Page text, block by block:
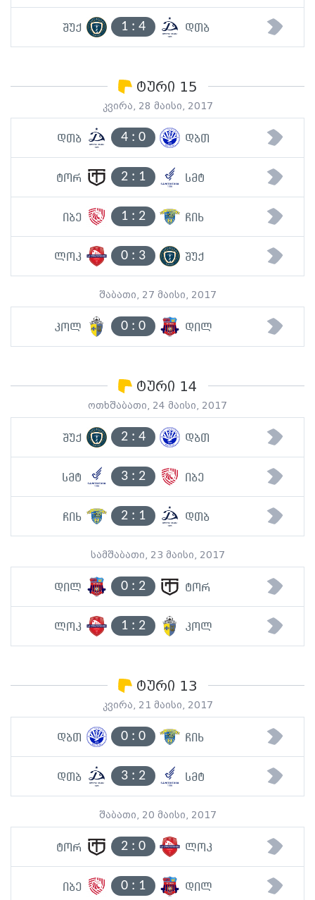
შუქ 1: 4 დთბ
ტური 15
კვირა, 28 მაისი, 2017
დთბ 4: 0 დბთ
ტორ 2: 1 სმტ
იბე 1: 2 ჩიხ
ლოკ 0: 3 შუქ
შაბათი, 27 მაისი, 2017
კოლ 0: 0 დილ
ტური 14
ოთხშაბათი, 24 მაისი, 2017
შუქ 2: 4 დბთ
სმტ 3: 2 იბე
ჩიხ 2: 1 დთბ
სამშაბათი, 23 მაისი, 2017
დილ 0: 2 ტორ
ლოკ 1: 2 კოლ
ტური 13
კვირა, 21 მაისი, 2017
დბთ 0: 0 ჩიხ
დთბ 3: 2 სმტ
შაბათი, 20 მაისი, 2017
ტორ 2: 0 ლოკ
იბე 0: 1 დილ